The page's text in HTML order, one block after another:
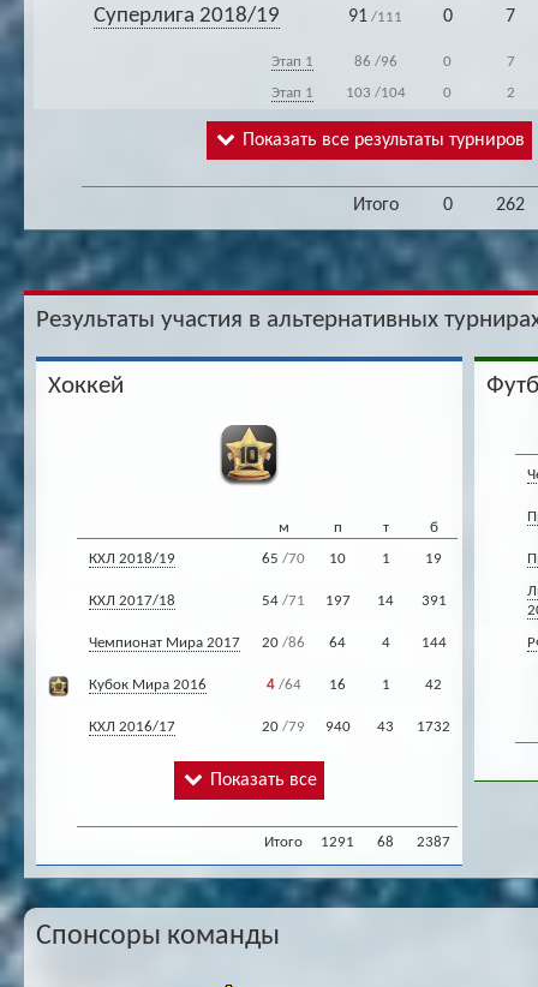
Суперлига 2018/19 91 /111 0 7
Этап 1 86 /96 0
7
Этап 1
103 /104 0 2
Показать все результаты турниров
Итого 0 262
Результаты участия в альтернативных
Хоккей
м п т
б
КХЛ 2018/19
65 /70 10 1 19
КХЛ 2017/18 54 /71 197 14 391
Чемпионат Мира 2017 20 /86 64 4 144
Кубок Мира 2016 4/64 16 1 42
КХЛ 2016/17 20 /79 940 43 1732
Показать все
Итого 1291 68 2387
Спонсоры команды